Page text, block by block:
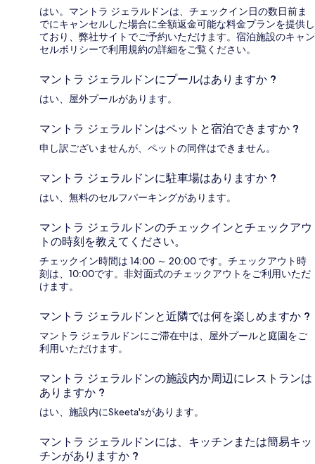
はい。マントラ ジェラルドンは、チェックイン日の数日前ま
でにキャンセルした場合に全額返金可能な料金プランを提供し
ており、弊社サイトでご予約いただけます。宿泊施設のキャン
セルポリシーで利用規約の詳細をご覧ください。
マントラ ジェラルドンにプールはありますか ?
はい、屋外プールがあります。
マントラ ジェラルドンはペットと宿泊できますか ?
申し訳ございませんが、ペットの同伴はできません。
マントラ ジェラルドンに駐車場はありますか ?
はい、無料のセルフパーキングがあります。
マントラ ジェラルドンのチェックインとチェックアウ
トの時刻を教えてください。
チェックイン時間は 14:00 ～ 20:00 です。チェックアウト時
刻は、10:00です。非対面式のチェックアウトをご利用いただ
けます。
マントラ ジェラルドンと近隣では何を楽しめますか ?
マントラ ジェラルドンにご滞在中は、屋外プールと庭園をご
利用いただけます。
マントラ ジェラルドンの施設内か周辺にレストランは
ありますか ?
はい、施設内にSkeeta'sがあります。
マントラ ジェラルドンには、キッチンまたは簡易キッ
チンがありますか ?